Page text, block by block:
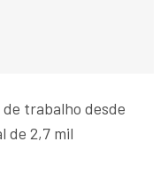
trabalho desde
de 2,7 mil